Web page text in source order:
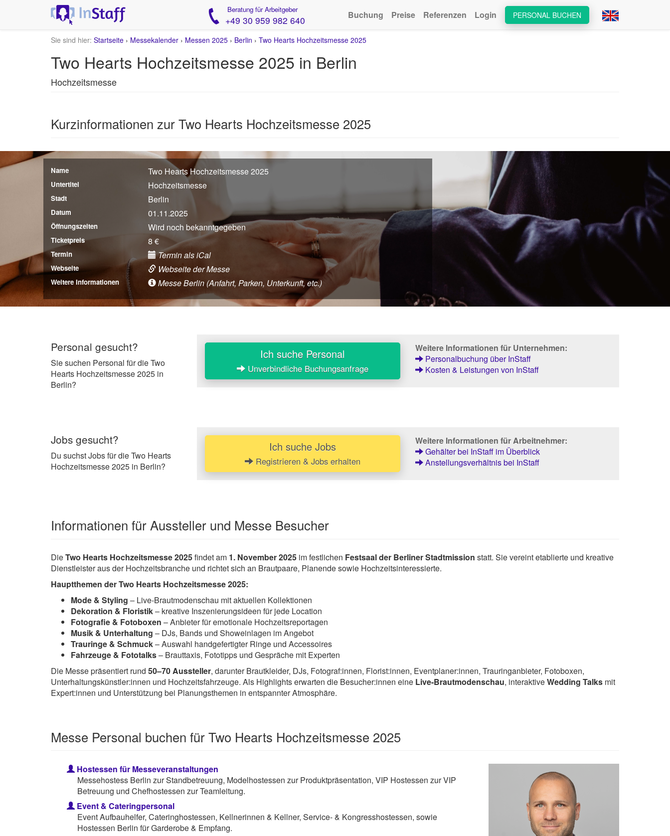
Beratung für Arbeitgeber
+49 30 959 982 640 PERSONAL BUCHEN
Buchung Preise Referenzen Login
Sie sind hier: Startseite › Messekalender › Messen 2025 › Berlin › Two Hearts Hochzeitsmesse 2025
Two Hearts Hochzeitsmesse 2025 in Berlin
Hochzeitsmesse
Kurzinformationen zur Two Hearts Hochzeitsmesse 2025
Name Two Hearts Hochzeitsmesse 2025
Untertitel Hochzeitsmesse
Stadt Berlin
Datum 01.11.2025
Öffnungszeiten Wird noch bekanntgegeben
Ticketpreis 8 €
Termin Termin als iCal
Webseite Webseite der Messe
Weitere Informationen Messe Berlin (Anfahrt, Parken, Unterkunft, etc.)
Personal gesucht?
Sie suchen Personal für die Two
Hearts Hochzeitsmesse 2025 in
Berlin?
Ich suche Personal
Unverbindliche Buchungsanfrage
Weitere Informationen für Unternehmen:
Personalbuchung über InStaff
Kosten & Leistungen von InStaff
Jobs gesucht?
Du suchst Jobs für die Two Hearts
Hochzeitsmesse 2025 in Berlin?
Ich suche Jobs
Registrieren & Jobs erhalten
Weitere Informationen für Arbeitnehmer:
Gehälter bei InStaff im Überblick
Anstellungsverhältnis bei InStaff
Informationen für Aussteller und Messe Besucher
DieTwo Hearts Hochzeitsmesse 2025findet am 1. November 2025 im festlichen Festsaal der Berliner Stadtmission statt. Sie vereint etablierte und kreative
Dienstleister aus der Hochzeitsbranche und richtet sich an Brautpaare, Planende sowie Hochzeitsinteressierte.
Hauptthemen der Two Hearts Hochzeitsmesse 2025:
Mode & Styling – Live-Brautmodenschau mit aktuellen Kollektionen
Dekoration & Floristik– kreative Inszenierungsideen für jede Location
Fotografie & Fotoboxen – Anbieter für emotionale Hochzeitsreportagen
Musik & Unterhaltung – DJs, Bands und Showeinlagen im Angebot
Trauringe & Schmuck– Auswahl handgefertigter Ringe und Accessoires
Fahrzeuge & Fototalks– Brauttaxis, Fototipps und Gespräche mit Experten
Die Messe präsentiert rund 50–70 Aussteller, darunter Brautkleider, DJs, Fotograf:innen, Florist:innen, Eventplaner:innen, Trauringanbieter, Fotoboxen,
Unterhaltungskünstler:innen und Hochzeitsfahrzeuge. Als Highlights erwarten die Besucher:innen eine Live-Brautmodenschau, interaktiveWedding Talks mit
Expert:innen und Unterstützung bei Planungsthemen in entspannter Atmosphäre.
Messe Personal buchen für Two Hearts Hochzeitsmesse 2025
Hostessen für Messeveranstaltungen
Messehostess Berlin zur Standbetreuung, Modelhostessen zur Produktpräsentation, VIP Hostessen zur VIP
Betreuung und Chefhostessen zur Teamleitung.
Event & Cateringpersonal
Event Aufbauhelfer, Cateringhostessen, Kellnerinnen & Kellner, Service- & Kongresshostessen, sowie
Hostessen Berlin für Garderobe & Empfang.